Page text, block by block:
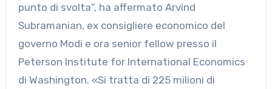
punto di svolta”, ha affermato Arvind
Subramanian, ex consigliere economico del
governo Modi e ora senior fellow presso il
Peterson Institute for International Economics
di Washington. «Si tratta di 225 milioni di